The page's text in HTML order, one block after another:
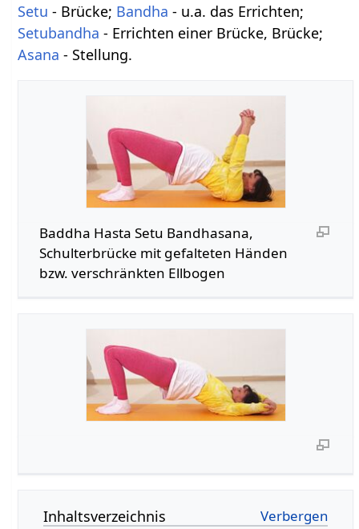
Setu - Brücke; Bandha - u.a. das Errichten;
Setubandha - Errichten einer Brücke, Brücke;
Asana - Stellung.
Baddha Hasta Setu Bandhasana,
Schulterbrücke mit gefalteten Händen
bzw. verschränkten Ellbogen
Inhaltsverzeichnis